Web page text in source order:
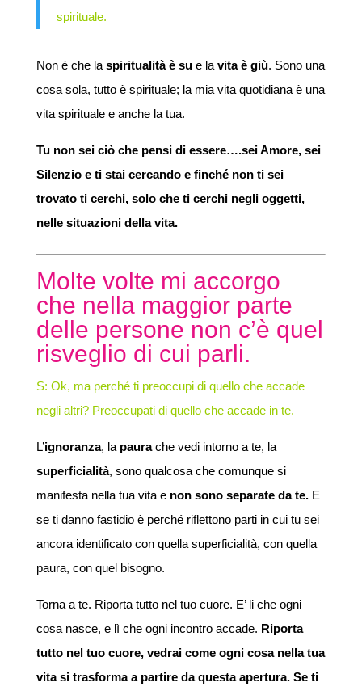
spirituale.
Non è che laspiritualità è sue lavita è giù. Sono una
cosa sola, tutto è spirituale; la mia vita quotidiana è una
vita spirituale e anche la tua.
Tu non sei ciò che pensi di essere….sei Amore, sei
Silenzio e ti stai cercando e finché non ti sei
trovato ti cerchi, solo che ti cerchi negli oggetti,
nelle situazioni della vita.
Molte volte mi accorgo
che nella maggior parte
delle persone non c’è quel
risveglio di cui parli.
S: Ok, ma perché ti preoccupi di quello che accade
negli altri? Preoccupati di quello che accade in te.
L’ignoranza, la paurache vedi intorno a te, la
superficialità, sono qualcosa che comunque si
manifesta nella tua vita enon sono separate da te.E
se ti danno fastidio è perché riflettono parti in cui tu sei
ancora identificato con quella superficialità, con quella
paura, con quel bisogno.
Torna a te. Riporta tutto nel tuo cuore. E’ li che ogni
cosa nasce, e lì che ogni incontro accade. Riporta
tutto nel tuo cuore, vedrai come ogni cosa nella tua
vita si trasforma a partire da questa apertura. Se ti